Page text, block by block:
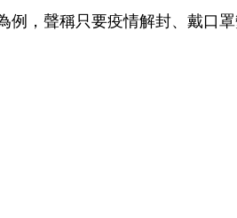
例，聲稱只要疫情解封、戴口